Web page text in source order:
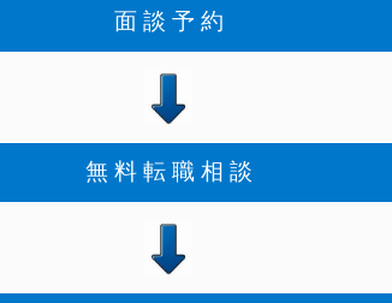
面 談 予 約
無 料 転 職 相 談